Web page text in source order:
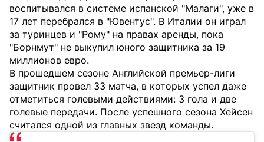
воспитывался в системе испанской "Малаги", уже в
17 лет перебрался в "Ювентус". В Италии он играл
за туринцев и "Рому" на правах аренды, пока
"Борнмут" не выкупил юного защитника за 19
миллионов евро.
В прошедшем сезоне Английской премьер-лиги
защитник провел 33 матча, в которых успел даже
отметиться голевыми действиями: 3 гола и две
голевые передачи. После успешного сезона Хейсен
считался одной из главных звезд команды.